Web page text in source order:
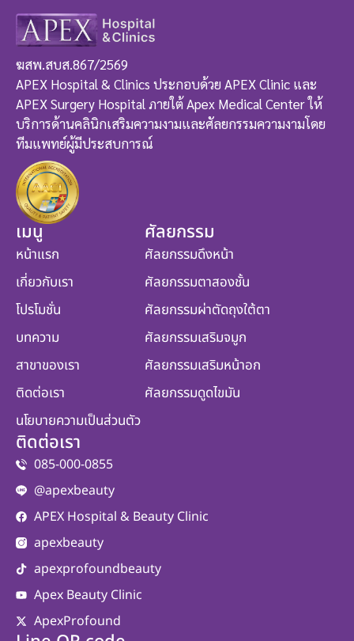
ฆสพ.สบส.867/2569
APEX Hospital & Clinics ประกอบด้วย APEX Clinic และ
APEX Surgery Hospital ภายใต้ Apex Medical Center ให้
บริการด้านคลินิกเสริมความงามและศัลยกรรมความงามโดย
ทีมแพทย์ผู้มีประสบการณ์
เมนู
หน้าแรก
เกี่ยวกับเรา
โปรโมชั่น
บทความ
สาขาของเรา
ติดต่อเรา
นโยบายความเป็นส่วนตัว
ศัลยกรรม
ศัลยกรรมดึงหน้า
ศัลยกรรมตาสองชั้น
ศัลยกรรมผ่าตัดถุงใต้ตา
ศัลยกรรมเสริมจมูก
ศัลยกรรมเสริมหน้าอก
ศัลยกรรมดูดไขมัน
ติดต่อเรา
085-000-0855
@apexbeauty
APEX Hospital & Beauty Clinic
apexbeauty
apexprofoundbeauty
Apex Beauty Clinic
ApexProfound